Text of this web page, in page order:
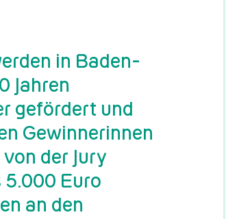
in Baden-
Jahren
gefördert und
Gewinnerinnen
der Jury
5.000 Euro
an den